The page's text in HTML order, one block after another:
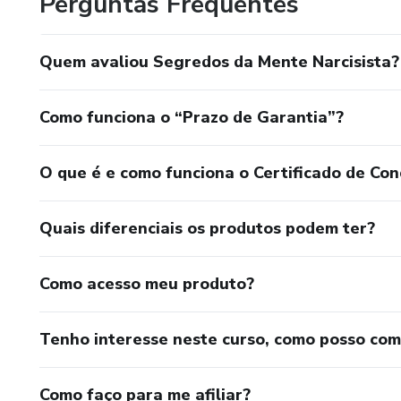
Quebrar ciclos de dor e codependência.
Reconstruir sua autoestima e recuperar sua voz interior.
Por Que Confiar no Meu Trabalho?
perdido(a), confuso(a) ou pronto(a) para virar a página e
Estou aqui para ser seu guia nessa jornada de
sua experiência em força e resiliência.
Quem avaliou Segredos da Mente Narcisista?
Como funciona o “Prazo de Garantia”?
O que é e como funciona o Certificado de
Quais diferenciais os produtos podem ter?
Como acesso meu produto?
Tenho interesse neste curso, como posso
Como faço para me afiliar?